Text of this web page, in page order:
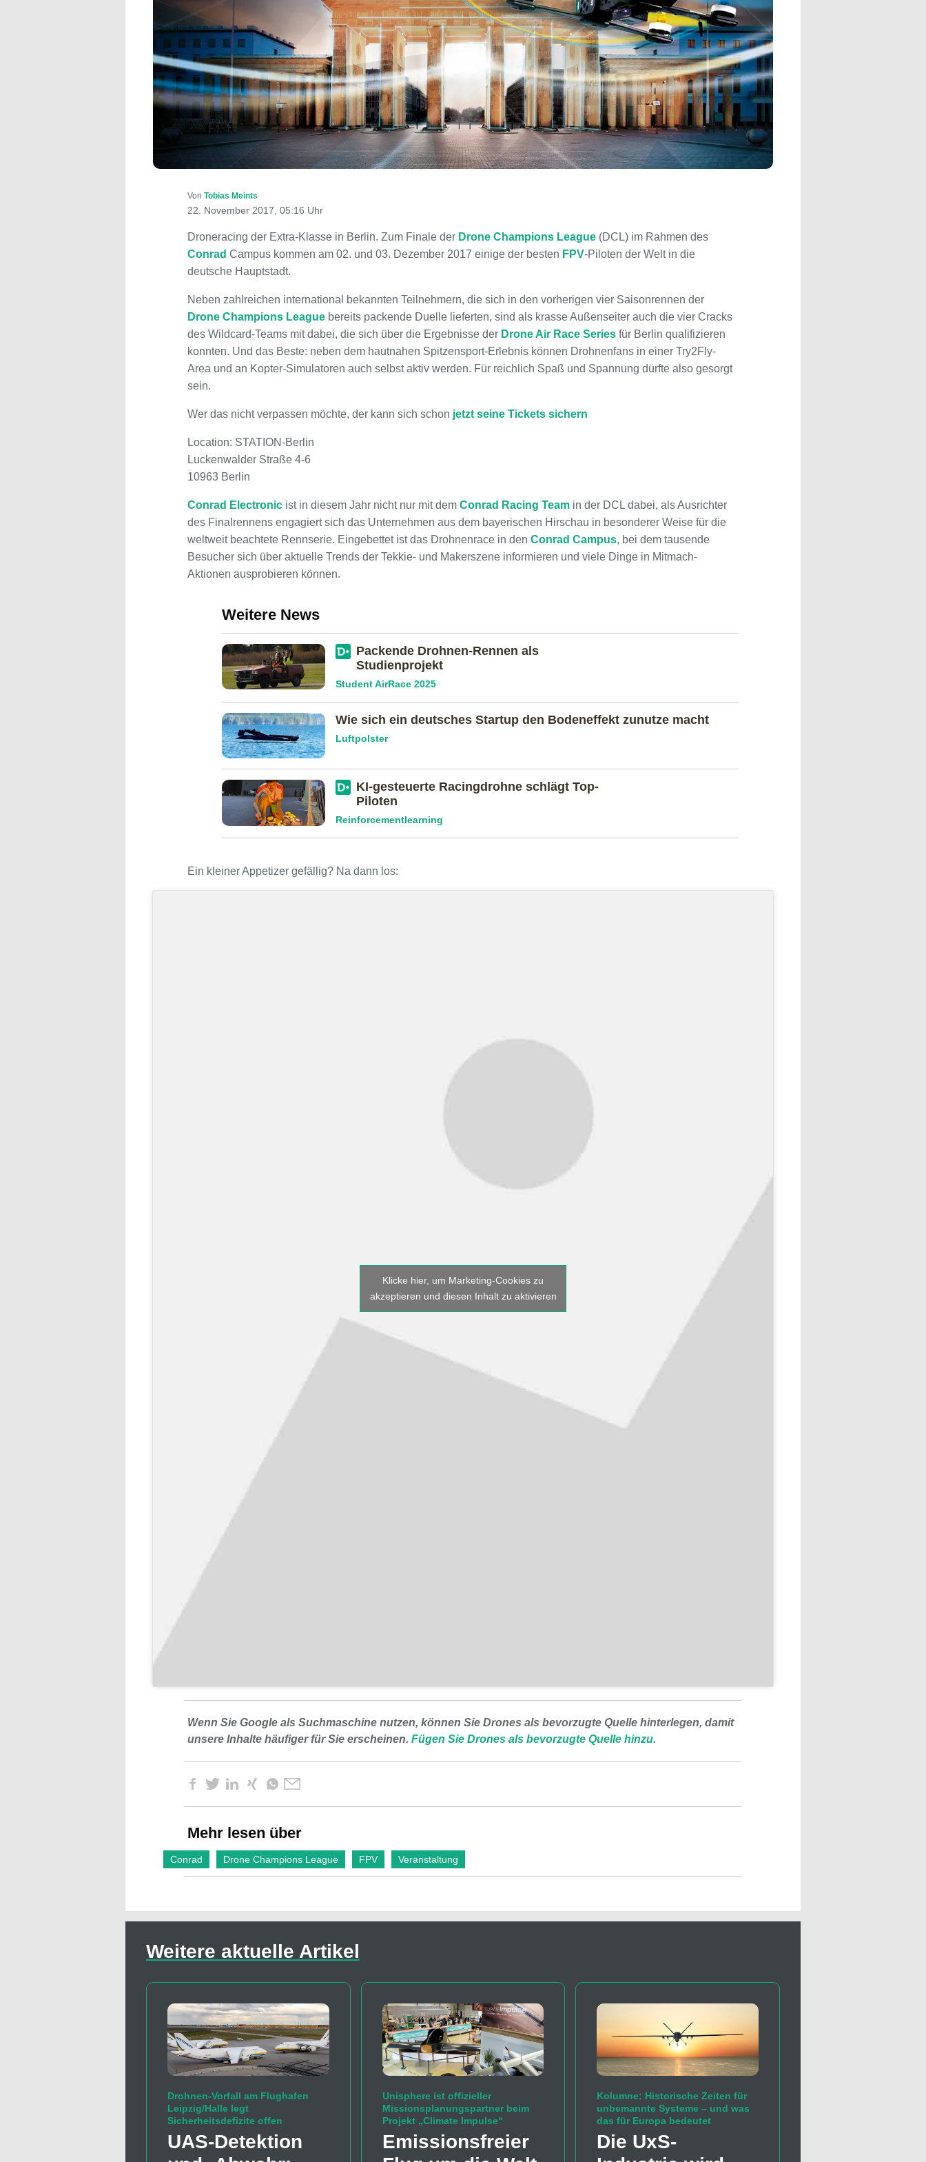
Von Tobias Meints
22. November 2017, 05:16 Uhr
Droneracing der Extra-Klasse in Berlin. Zum Finale der Drone Champions League (DCL) im Rahmen des
Conrad Campus kommen am 02. und 03. Dezember 2017 einige der besten FPV-Piloten der Welt in die
deutsche Hauptstadt.
Neben zahlreichen international bekannten Teilnehmern, die sich in den vorherigen vier Saisonrennen der
Drone Champions League bereits packende Duelle lieferten, sind als krasse Außenseiter auch die vier Cracks
des Wildcard-Teams mit dabei, die sich über die Ergebnisse der Drone Air Race Series für Berlin qualifizieren
konnten. Und das Beste: neben dem hautnahen Spitzensport-Erlebnis können Drohnenfans in einer Try2Fly-
Area und an Kopter-Simulatoren auch selbst aktiv werden. Für reichlich Spaß und Spannung dürfte also gesorgt
sein.
Wer das nicht verpassen möchte, der kann sich schon jetzt seine Tickets sichern
Location: STATION-Berlin
Luckenwalder Straße 4-6
10963 Berlin
Conrad Electronic ist in diesem Jahr nicht nur mit dem Conrad Racing Team in der DCL dabei, als Ausrichter
des Finalrennens engagiert sich das Unternehmen aus dem bayerischen Hirschau in besonderer Weise für die
weltweit beachtete Rennserie. Eingebettet ist das Drohnenrace in den Conrad Campus, bei dem tausende
Besucher sich über aktuelle Trends der Tekkie- und Makerszene informieren und viele Dinge in Mitmach-
Aktionen ausprobieren können.
Weitere News
Packende Drohnen-Rennen als
Studienprojekt
Student AirRace 2025
Wie sich ein deutsches Startup den Bodeneffekt zunutze macht
Luftpolster
KI-gesteuerte Racingdrohne schlägt Top-
Piloten
Reinforcementlearning
Ein kleiner Appetizer gefällig? Na dann los:
Klicke hier, um Marketing-Cookies zu
akzeptieren und diesen Inhalt zu aktivieren
Wenn Sie Google als Suchmaschine nutzen, können Sie Drones als bevorzugte Quelle hinterlegen, damit
unsere Inhalte häufiger für Sie erscheinen. Fügen Sie Drones als bevorzugte Quelle hinzu.
Mehr lesen über
Conrad Drone Champions League FPV Veranstaltung
Weitere aktuelle Artikel
Drohnen-Vorfall am Flughafen
Leipzig/Halle legt
Sicherheitsdefizite offen
UAS-Detektion
Unisphere ist offizieller
Missionsplanungspartner beim
Projekt „Climate Impulse“
Emissions­freier
Kolumne: Historische Zeiten für
unbemannte Systeme – und was
das für Europa bedeutet
Die UxS-